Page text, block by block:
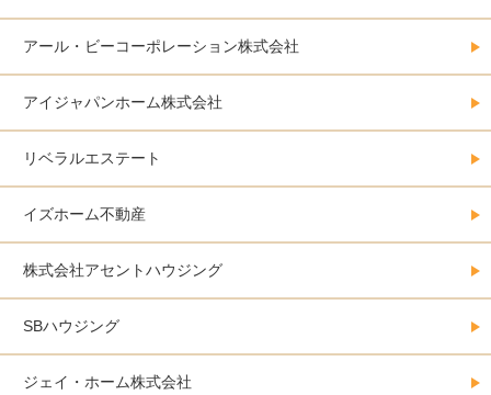
アール・ビーコーポレーション株式会社
アイジャパンホーム株式会社
リベラルエステート
イズホーム不動産
株式会社アセントハウジング
SBハウジング
ジェイ・ホーム株式会社